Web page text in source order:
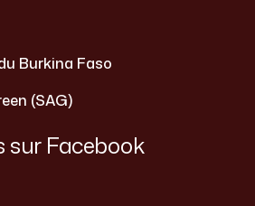
Burkina Faso
(SAG)
sur Facebook